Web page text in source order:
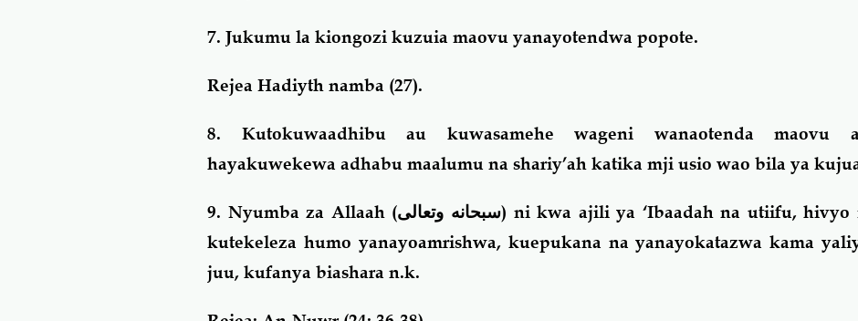
7. Jukumu la kiongozi kuzuia maovu yanayotendwa popote.
Rejea Hadiyth namba (27).
8. Kutokuwaadhibu au kuwasamehe wageni wanaotenda maovu
hayakuwekewa adhabu maalumu na shariy’ah katika mji usio wao bila ya
9. Nyumba za Allaah (سبحانه وتعالى) ni kwa ajili ya ‘Ibaadah na utiifu, hivyo
kutekeleza humo yanayoamrishwa, kuepukana na yanayokatazwa kama
juu, kufanya biashara n.k.